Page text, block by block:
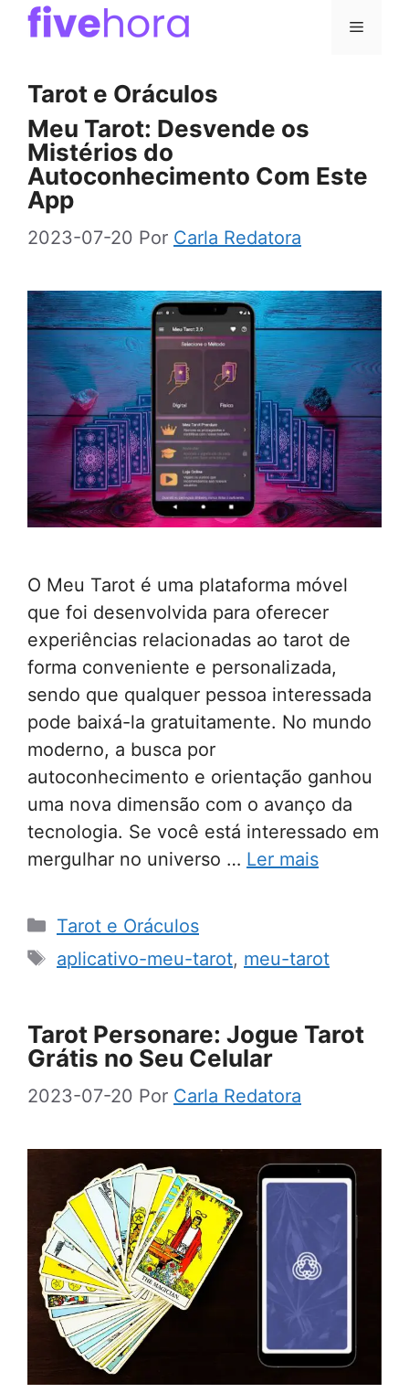
Pular
para
conteúdo
Menu
Tarot e Oráculos
Meu Tarot: Desvende os
Mistérios do
Autoconhecimento Com Este
App
2023-07-20 Por Carla Redatora
O Meu Tarot é uma plataforma móvel
que foi desenvolvida para oferecer
experiências relacionadas ao tarot de
forma conveniente e personalizada,
sendo que qualquer pessoa interessada
pode baixá-la gratuitamente. No mundo
moderno, a busca por
autoconhecimento e orientação ganhou
uma nova dimensão com o avanço da
tecnologia. Se você está interessado em
mergulhar no universo … Ler mais
Categorias
Tarot e Oráculos
Tags
aplicativo-meu-tarot, meu-tarot
Tarot Personare: Jogue Tarot
Grátis no Seu Celular
2023-07-20 Por Carla Redatora